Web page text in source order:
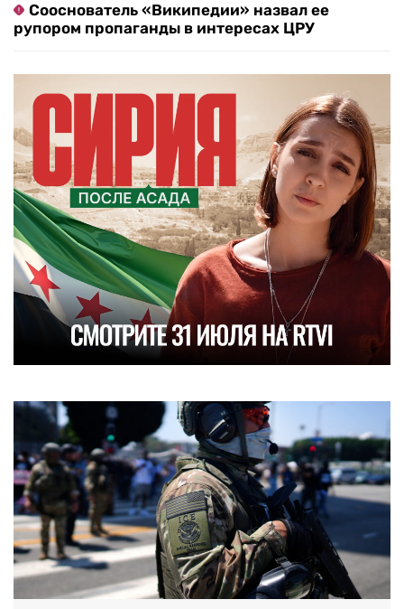
Сооснователь «Википедии» назвал ее
рупором пропаганды в интересах ЦРУ